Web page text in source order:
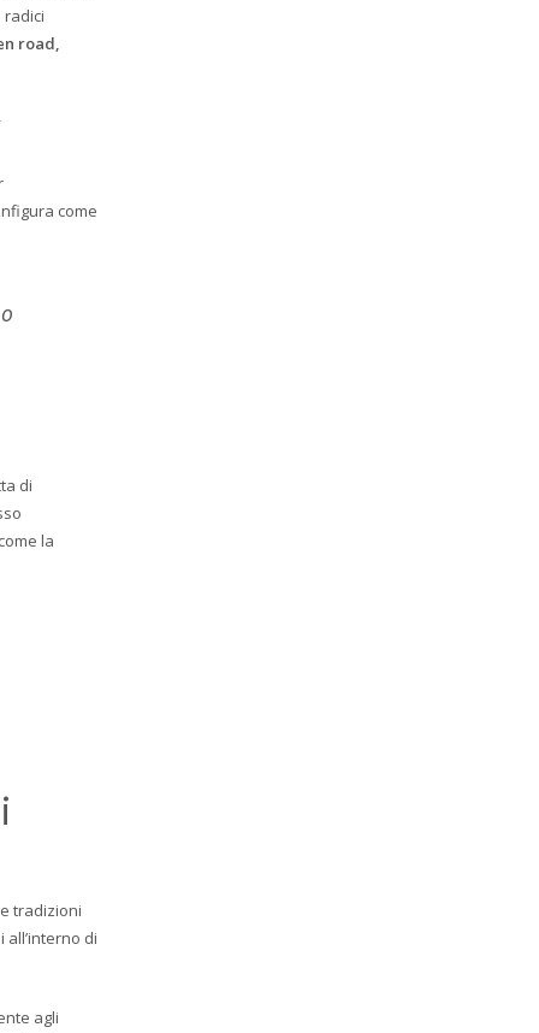
road,
come
di
la
tradizioni
di
agli